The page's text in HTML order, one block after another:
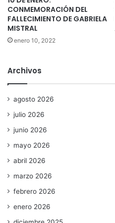
CONMEMORACIÓN DEL
FALLECIMIENTO DE GABRIELA
MISTRAL
enero 10, 2022
Archivos
agosto 2026
julio 2026
junio 2026
mayo 2026
abril 2026
marzo 2026
febrero 2026
enero 2026